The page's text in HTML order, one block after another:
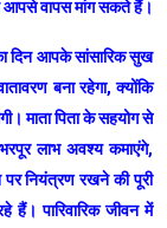
आपसे वापस मांग सकते हैं।
दिन आपके सांसारिक सुख
बना रहेगा, क्योंकि
माता पिता के सहयोग से
लाभ अवश्य कमाएंगे,
नियंत्रण रखने की पूरी
हैं। पारिवारिक जीवन में